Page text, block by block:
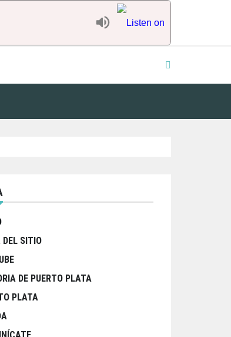
DEL SITIO
DE PUERTO PLATA
PLATA